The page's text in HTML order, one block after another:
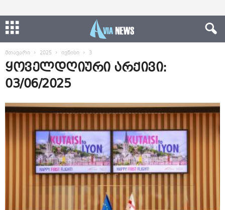
მთავარი 2025 ივნისი 3
ყოველდღიური არქივი:
03/06/2025